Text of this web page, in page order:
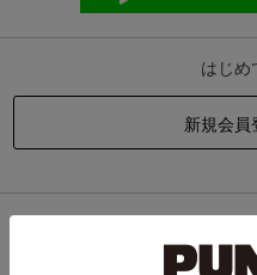
はじめ
他のサイトIDで新規会員登録